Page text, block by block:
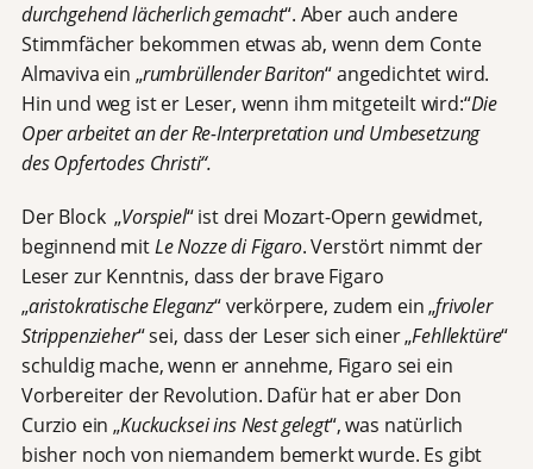
durchgehend lächerlich gemacht“. Aber auch andere
Stimmfächer bekommen etwas ab, wenn dem Conte
Almaviva ein „rumbrüllender Bariton“ angedichtet wird.
Hin und weg ist er Leser, wenn ihm mitgeteilt wird:“Die
Oper arbeitet an der Re-Interpretation und Umbesetzung
des Opfertodes Christi“.
Der Block „Vorspiel“ ist drei Mozart-Opern gewidmet,
beginnend mitLe Nozzedi Figaro. Verstört nimmt der
Leser zur Kenntnis, dass der brave Figaro
„aristokratische Eleganz“ verkörpere, zudem ein „frivoler
Strippenzieher“ sei, dass der Leser sich einer „Fehllektüre“
schuldig mache, wenn er annehme, Figaro sei ein
Vorbereiter der Revolution. Dafür hat er aber Don
Curzio ein „Kuckucksei ins Nest gelegt“, was natürlich
bisher noch von niemandem bemerkt wurde. Es gibt